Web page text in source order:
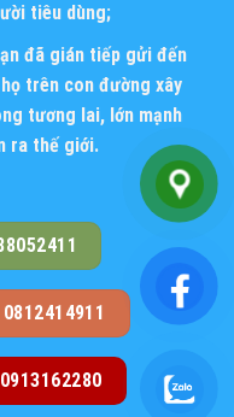
tiêu dùng;
đã gián tiếp gửi đến
trên con đường xây
tương lai, lớn mạnh
ra thế giới.